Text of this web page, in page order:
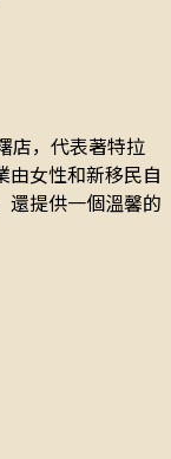
店，代表著特拉
由女性和新移民自
還提供一個溫馨的